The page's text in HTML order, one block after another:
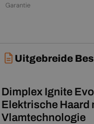
Garantie
Uitgebreide
Dimplex Ignite
Elektrische Haard
Vlamtechnologie